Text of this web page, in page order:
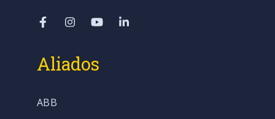
Aliados
ABB